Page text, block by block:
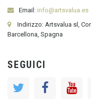
Email: info@artsvalua.es
Indirizzo: Artsvalua sl,
Barcellona, Spagna
SEGUICI